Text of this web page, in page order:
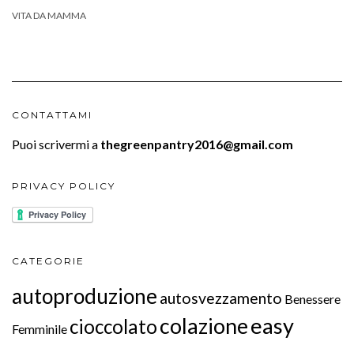
VITA DA MAMMA
CONTATTAMI
Puoi scrivermi a thegreenpantry2016@gmail.com
PRIVACY POLICY
CATEGORIE
autoproduzione autosvezzamento Benessere
Femminile cioccolatocolazioneeasy